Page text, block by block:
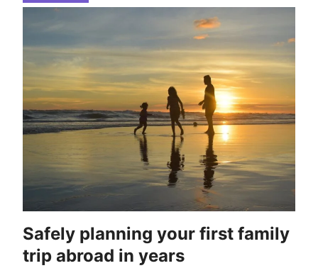
Safely planning your first family
trip abroad in years